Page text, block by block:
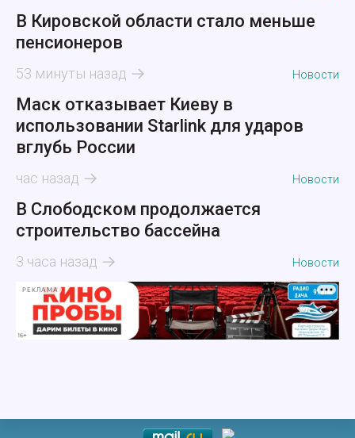
В Кировской области стало меньше
пенсионеров
53 минуты назад Новости
Маск отказывает Киеву в
использовании Starlink для ударов
вглубь России
час назад Новости
В Слободском продолжается
строительство бассейна
3 часа назад Новости
РЕКЛАМА